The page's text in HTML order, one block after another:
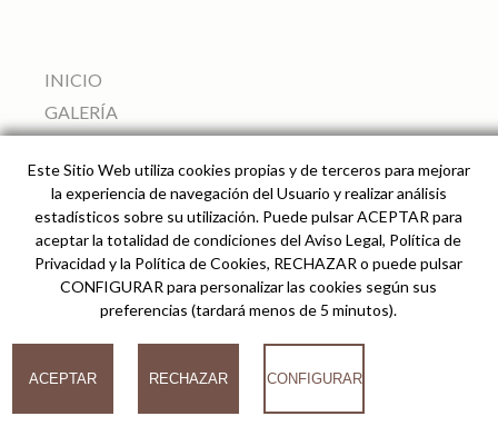
INICIO
GALERÍA
SERVICIOS
ALREDEDORES
PRECIO Y RESERVAS
CÓMO LLEGAR
© 2026
Can Pere Rei Agroturismo -Desarrollado por analiZe-AVISO LEGAL
POLÍTICA DE COOKIES
Este Sitio Web utiliza cookies propias y de terceros para mejorar
la experiencia de navegación del Usuario y realizar análisis
estadísticos sobre su utilización. Puede pulsar ACEPTAR para
aceptar la totalidad de condiciones del Aviso Legal, Política de
Privacidad y la Política de Cookies, RECHAZAR o puede pulsar
CONFIGURAR para personalizar las cookies según sus
preferencias (tardará menos de 5 minutos).
ACEPTAR RECHAZAR CONFIGURAR
COOKIES